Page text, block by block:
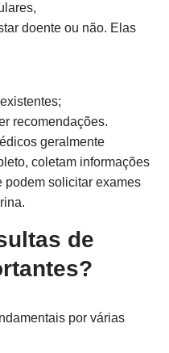
doente ou não. Elas
recomendações.
geralmente
coletam informações
podem solicitar exames
de
por várias